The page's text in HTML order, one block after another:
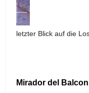
letzter Blick auf die
Mirador del Balcon